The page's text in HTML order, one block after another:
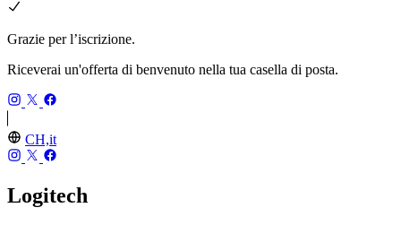
Grazie per l’iscrizione.
Riceverai un'offerta di benvenuto nella tua casella di posta.
CH,it
Logitech